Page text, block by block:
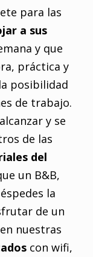
para las
a sus
y que
práctica y
posibilidad
de trabajo.
y se
de las
del
un B&B,
la
de un
nuestras
con wifi,